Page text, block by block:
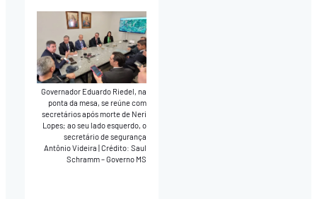
Governador Eduardo Riedel, na
ponta da mesa, se reúne com
secretários após morte de Neri
Lopes; ao seu lado esquerdo, o
secretário de segurança
Antônio Videira Crédito: Saul
Schramm – Governo MS